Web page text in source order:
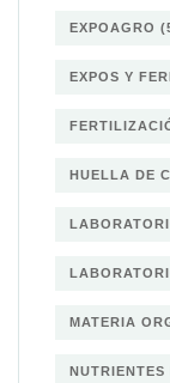
EXPOAGRO
EXPOS Y
HUELLA DE
MATERIA
NUTRIENTES